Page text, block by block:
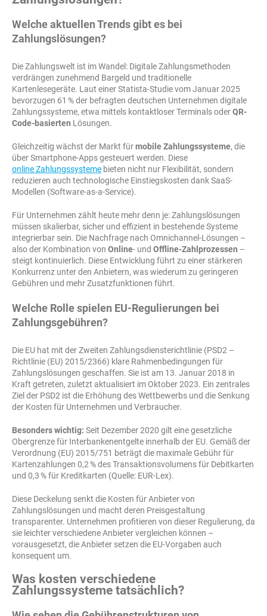
Welche aktuellen Trends gibt es bei
Zahlungslösungen?
Die Zahlungswelt ist im Wandel: Digitale Zahlungsmethoden
verdrängen zunehmend Bargeld und traditionelle
Kartenlesegeräte. Laut einer Statista-Studie vom Januar 2025
bevorzugen 61 % der befragten deutschen Unternehmen digitale
Zahlungssysteme, etwa mittels kontaktloser Terminals oderQR-
Code-basierten Lösungen.
Gleichzeitig wächst der Markt fürmobile Zahlungssysteme, die
über Smartphone-Apps gesteuert werden. Diese
online Zahlungssysteme bieten nicht nur Flexibilität, sondern
reduzieren auch technologische Einstiegskosten dank SaaS-
Modellen (Software-as-a-Service).
Für Unternehmen zählt heute mehr denn je: Zahlungslösungen
müssen skalierbar, sicher und effizient in bestehende Systeme
integrierbar sein. Die Nachfrage nach Omnichannel-Lösungen –
also der Kombination von Online- und Offline-Zahlprozessen –
steigt kontinuierlich. Diese Entwicklung führt zu einer stärkeren
Konkurrenz unter den Anbietern, was wiederum zu geringeren
Gebühren und mehr Zusatzfunktionen führt.
Welche Rolle spielen EU-Regulierungen bei
Zahlungsgebühren?
Die EU hat mit der Zweiten Zahlungsdiensterichtlinie (PSD2 –
Richtlinie (EU) 2015/2366) klare Rahmenbedingungen für
Zahlungslösungen geschaffen. Sie ist am 13. Januar 2018 in
Kraft getreten, zuletzt aktualisiert im Oktober 2023. Ein zentrales
Ziel der PSD2 ist die Erhöhung des Wettbewerbs und die Senkung
der Kosten für Unternehmen und Verbraucher.
Besonders wichtig: Seit Dezember 2020 gilt eine gesetzliche
Obergrenze für Interbankenentgelte innerhalb der EU. Gemäß der
Verordnung (EU) 2015/751 beträgt die maximale Gebühr für
Kartenzahlungen 0,2 % des Transaktionsvolumens für Debitkarten
und 0,3 % für Kreditkarten (Quelle: EUR-Lex).
Diese Deckelung senkt die Kosten für Anbieter von
Zahlungslösungen und macht deren Preisgestaltung
transparenter. Unternehmen profitieren von dieser Regulierung, da
sie leichter verschiedene Anbieter vergleichen können –
vorausgesetzt, die Anbieter setzen die EU-Vorgaben auch
konsequent um.
Was kosten verschiedene
Zahlungssysteme tatsächlich?